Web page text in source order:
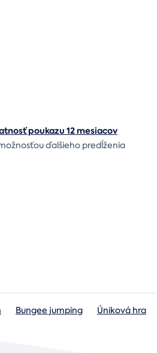
poukazu 12 mesiacov
ďalšieho predĺženia
Bungee jumping Úniková hra